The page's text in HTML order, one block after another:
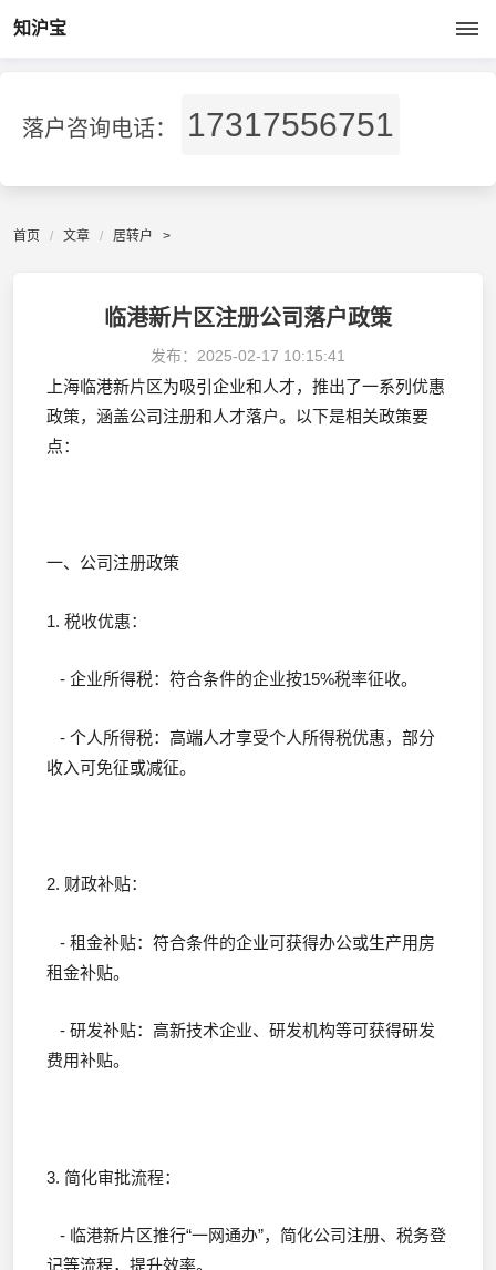
知沪宝
落户咨询电话： 17317556751
首页 文章 居转户 >
临港新片区注册公司落户政策
发布： 2025-02-17 10:15:41
上海临港新片区为吸引企业和人才，推出了一系列优惠
政策，涵盖公司注册和人才落户。以下是相关政策要
点：
一、公司注册政策
1. 税收优惠：
- 企业所得税：符合条件的企业按15%税率征收。
- 个人所得税：高端人才享受个人所得税优惠，部分
收入可免征或减征。
2. 财政补贴：
- 租金补贴：符合条件的企业可获得办公或生产用房
租金补贴。
- 研发补贴：高新技术企业、研发机构等可获得研发
费用补贴。
3. 简化审批流程：
- 临港新片区推行“一网通办”，简化公司注册、税务登
记等流程，提升效率。